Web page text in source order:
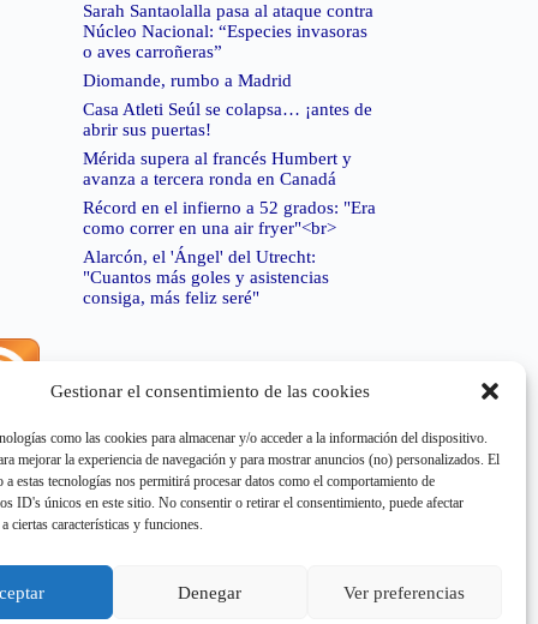
Gestionar el consentimiento de las cookies
como las cookies para almacenar y/o acceder a la información del dispositivo.
mejorar la experiencia de navegación y para mostrar anuncios (no) personalizados. El
a estas tecnologías nos permitirá procesar datos como el comportamiento de
ID's únicos en este sitio. No consentir o retirar el consentimiento, puede afectar
ciertas características y funciones.
Denegar Ver preferencias
Sarah Santaolalla pasa al ataque contra
Núcleo Nacional: “Especies invasoras
o aves carroñeras”
Diomande, rumbo a Madrid
Casa Atleti Seúl se colapsa… ¡antes de
abrir sus puertas!
Mérida supera al francés Humbert y
avanza a tercera ronda en Canadá
Récord en el infierno a 52 grados: "Era
como correr en una air fryer"<br>
Alarcón, el 'Ángel' del Utrecht:
"Cuantos más goles y asistencias
consiga, más feliz seré"
de RSS:Retrieved unsupported status code